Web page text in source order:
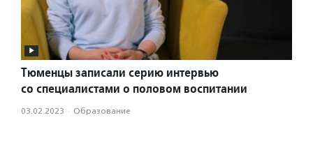
Тюменцы записали серию интервью
со специалистами о половом воспитании
03.02.2023 · Образование